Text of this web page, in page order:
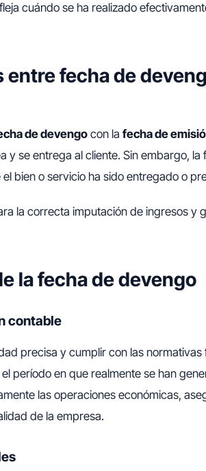
cuándo se ha realizado
entre fecha de
de devengo con la fecha de
y se entrega al cliente. Sin embargo,
bien o servicio ha sido entregado o
la correcta imputación de ingresos y
la fecha de devengo
contable
precisa y cumplir con las
período en que realmente se han
las operaciones económicas,
de la empresa.